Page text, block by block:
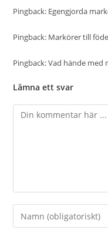
Pingback: Egengjorda
Pingback: Markörer till
Pingback:Vad hände med
Lämna ett svar